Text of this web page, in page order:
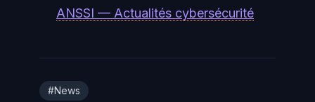
ANSSI — Actualités cybersécurité
#News